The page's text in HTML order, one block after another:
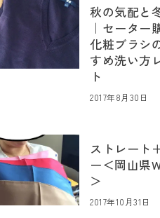
秋の気配と
｜セーター
化粧ブラシ
すめ洗い方
ト
2017年8月30日
ストレート
ー＜岡山県
＞
2017年10月31日